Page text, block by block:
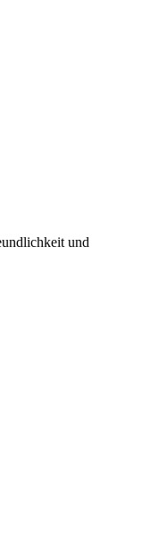
und